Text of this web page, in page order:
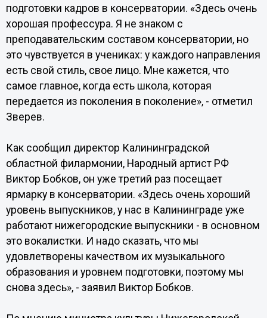
подготовки кадров в консерватории. «Здесь очень
хорошая профессура. Я не знаком с
преподавательским составом консерватории, но
это чувствуется в учениках: у каждого направления
есть свой стиль, свое лицо. Мне кажется, что
самое главное, когда есть школа, которая
передается из поколения в поколение», - отметил
Зверев.
Как сообщил директор Калининградской
областной филармонии, Народный артист РФ
Виктор Бобков, он уже третий раз посещает
ярмарку в консерватории. «Здесь очень хороший
уровень выпускников, у нас в Калининграде уже
работают нижегородские выпускники - в основном
это вокалистки. И надо сказать, что мы
удовлетворены качеством их музыкального
образования и уровнем подготовки, поэтому мы
снова здесь», - заявил Виктор Бобков.